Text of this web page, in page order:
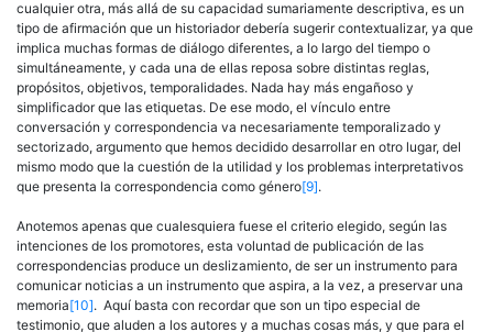
cualquier otra, más allá de su capacidad sumariamente descriptiva, es un
tipo de afirmación que un historiador debería sugerir contextualizar, ya que
implica muchas formas de diálogo diferentes, a lo largo del tiempo o
simultáneamente, y cada una de ellas reposa sobre distintas reglas,
propósitos, objetivos, temporalidades. Nada hay más engañoso y
simplificador que las etiquetas. De ese modo, el vínculo entre
conversación y correspondencia va necesariamente temporalizado y
sectorizado, argumento que hemos decidido desarrollar en otro lugar, del
mismo modo que la cuestión de la utilidad y los problemas interpretativos
que presenta la correspondencia como género[9].
Anotemos apenas que cualesquiera fuese el criterio elegido, según las
intenciones de los promotores, esta voluntad de publicación de las
correspondencias produce un deslizamiento, de ser un instrumento para
comunicar noticias a un instrumento que aspira, a la vez, a preservar una
memoria[10]. Aquí basta con recordar que son un tipo especial de
testimonio, que aluden a los autores y a muchas cosas más, y que para el